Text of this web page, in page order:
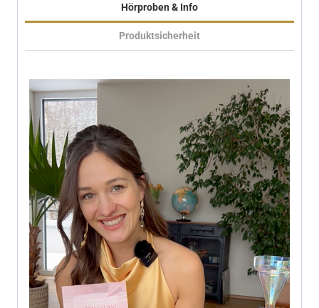
Hörproben & Info
Produktsicherheit